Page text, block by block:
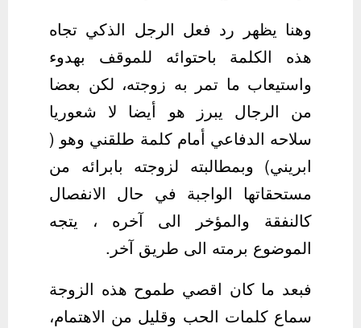
وهنا يظهر رد فعل الرجل الذكي تجاه
هذه الكلمة باحتوائه للموقف بهدوء
واستيعاب ما تمر به زوجته، لكن بعضا
من الرجال يبرز هو أيضا لا شعوريا
سلاحه الدفاعي أمام كلمة طلقني وهو (
ابريني) وبمطالبته لزوجته بابرائه من
مستحقاتها الواجبة في حال الانفصال
كالنفقة والمؤخر الى آخره ، يتجه
الموضوع برمته الى طريق آخر.
فبعد ما كان اقصي طموح هذه الزوجة
سماع كلمات الحب وقليل من الاهتمام،